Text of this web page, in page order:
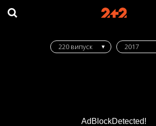
AdBlockDetected!
220 випуск 2017